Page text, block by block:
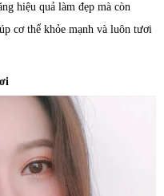
hiệu quả làm đẹp mà còn
cơ thể khỏe mạnh và luôn tươi